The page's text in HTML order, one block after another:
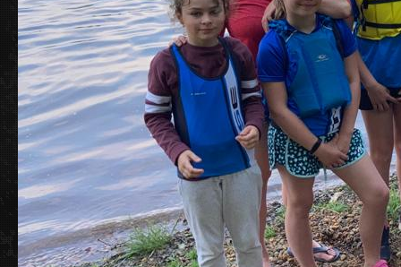
Vítá Vás OK Sedlčany Informace